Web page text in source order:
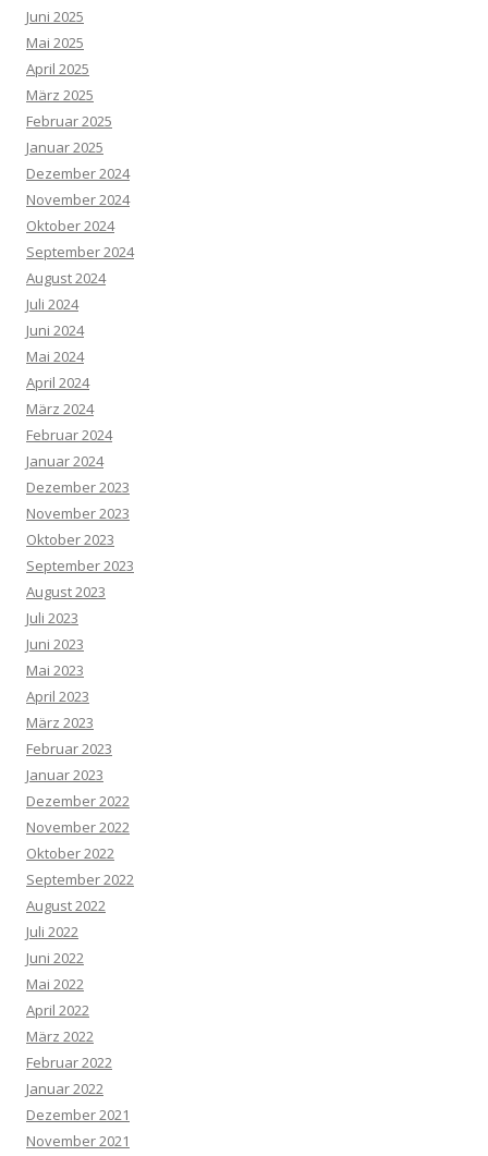
Juni 2025
Mai 2025
April 2025
März 2025
Februar 2025
Januar 2025
Dezember 2024
November 2024
Oktober 2024
September 2024
August 2024
Juli 2024
Juni 2024
Mai 2024
April 2024
März 2024
Februar 2024
Januar 2024
Dezember 2023
November 2023
Oktober 2023
September 2023
August 2023
Juli 2023
Juni 2023
Mai 2023
April 2023
März 2023
Februar 2023
Januar 2023
Dezember 2022
November 2022
Oktober 2022
September 2022
August 2022
Juli 2022
Juni 2022
Mai 2022
April 2022
März 2022
Februar 2022
Januar 2022
Dezember 2021
November 2021